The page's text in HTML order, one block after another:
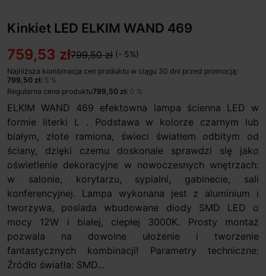
Kinkiet LED ELKIM WAND 469
759,53 zł799,50 zł (- 5%)
Najniższa kombinacja cen produktu w ciągu 30 dni przed promocją:
799,50 zł/ 5 %
Regularna cena produktu799,50 zł/ 0 %
ELKIM WAND 469 efektowna lampa ścienna LED w
formie literki L . Podstawa w kolorze czarnym lub
białym, złote ramiona, świeci światłem odbitym od
ściany, dzięki czemu doskonale sprawdzi się jako
oświetlenie dekoracyjne w nowoczesnych wnętrzach:
w salonie, korytarzu, sypialni, gabinecie, sali
konferencyjnej. Lampa wykonana jest z aluminium i
tworzywa, posiada wbudowane diody SMD LED o
mocy 12W i białej, ciepłej 3000K. Prosty montaż
pozwala na dowolne ułożenie i tworzenie
fantastycznych kombinacji! Parametry techniczne:
Źródło światła: SMD...